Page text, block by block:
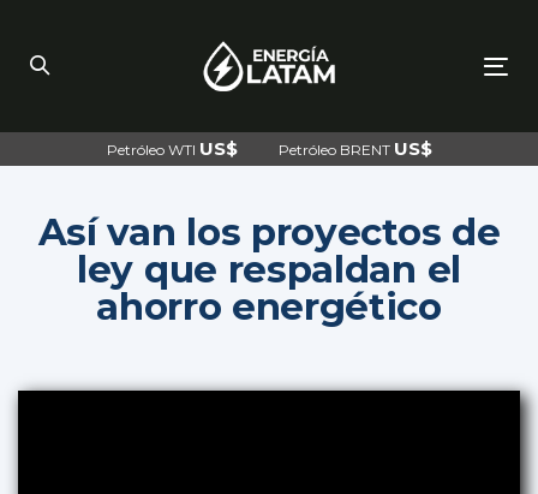
primary
navigation
content
Petróleo WTI US$ Petróleo BRENT US$
Así van los proyectos de
ley que respaldan el
ahorro energético
navigation